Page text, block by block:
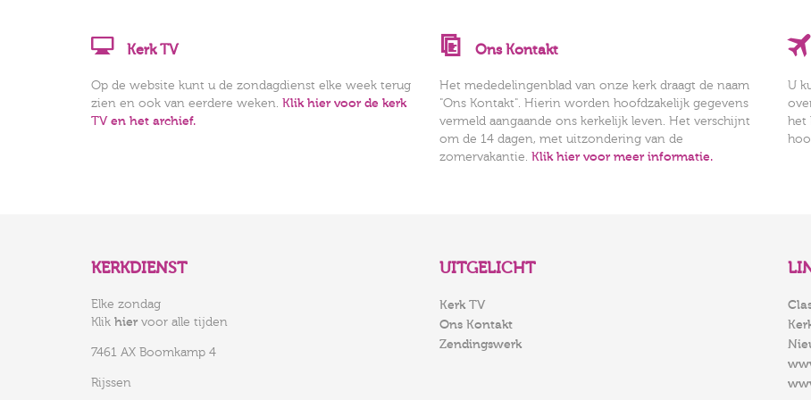
Kerk TV
Op de website kunt u de zondagdienst elke week terug
zien en ook van eerdere weken. Klik hier voor de kerk
TV en het archief.
Ons Kontakt
Het mededelingenblad van onze kerk draagt de naam
"Ons Kontakt". Hierin worden hoofdzakelijk gegevens
vermeld aangaande ons kerkelijk leven. Het verschijnt
om de 14 dagen, met uitzondering van de
zomervakantie. Klik hier voor meer informatie.
U
het
KERKDIENST
Elke zondag
Klik hier voor alle tijden
7461 AX Boomkamp 4
Rijssen
UITGELICHT
Kerk TV
Ons Kontakt
Zendingswerk